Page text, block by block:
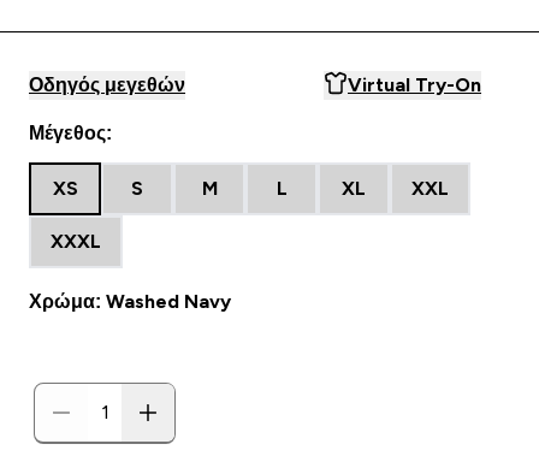
Οδηγός μεγεθών Virtual Try-On
Μέγεθος:
XS S M L XL XXL
XXXL
Χρώμα: Washed Navy